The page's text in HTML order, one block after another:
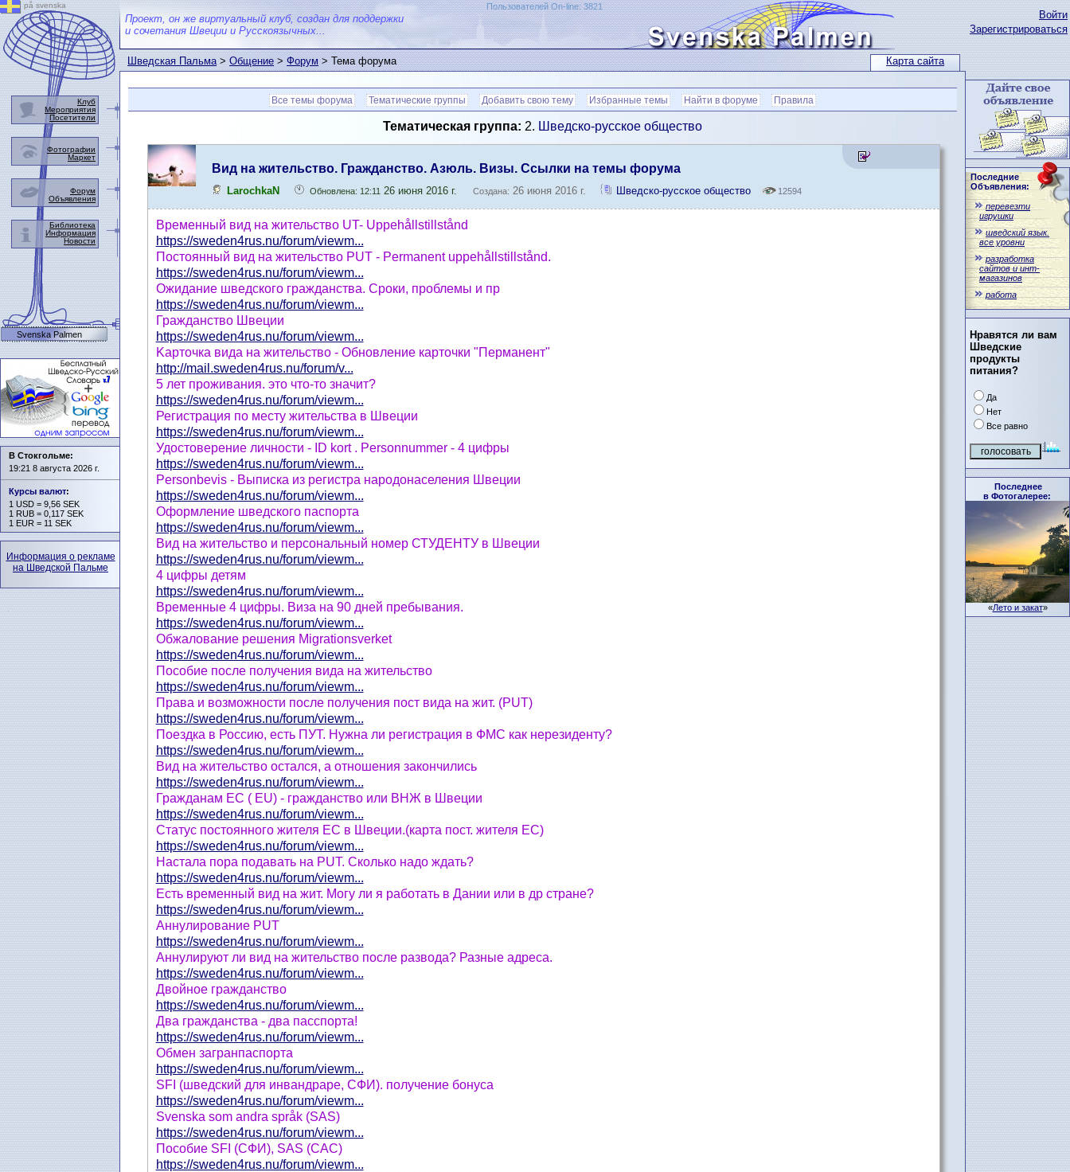
Карта сайта
Войти
Зарегистрироваться
Последние
Объявления:
перевезти
игрушки
шведский язык.
все уровни
разработка
сайтов и инт-
магазинов
работа
Нравятся ли вам
Шведские
продукты
питания?
Да
Нет
Все равно
Последнее
в Фотогалерее:
«Лето и закат»
Проект, он же виртуальный клуб, создан для поддержки
и сочетания Швеции и Русскоязычных...
Пользователей On-line: 3821
Шведская Пальма>Общение>Форум> Тема форума
Все темы форума Тематические группы Добавить свою тему Избранные темы Найти в форуме Правила
Тематическая группа: 2. Шведско-русское общество
Вид на жительство. Гражданство. Азюль. Визы. Ссылки на темы форума
LarochkaN Обновлена: 12:1126 июня 2016 г. Создана: 26 июня 2016 г. Шведско-русское общество 12594
Временный вид на жительство UT- Uppehållstillstånd
https://sweden4rus.nu/forum/viewm...
Постоянный вид на жительство PUT - Permanent uppehållstillstånd.
https://sweden4rus.nu/forum/viewm...
Ожидание шведского гражданства. Сроки, проблемы и пр
https://sweden4rus.nu/forum/viewm...
Гражданство Швеции
https://sweden4rus.nu/forum/viewm...
Kарточка вида на жительство - Обновление карточки "Перманент"
http://mail.sweden4rus.nu/forum/v...
5 лет проживания. это что-то значит?
https://sweden4rus.nu/forum/viewm...
Регистрация по месту жительства в Швеции
https://sweden4rus.nu/forum/viewm...
Удостоверение личности - ID kort . Personnummer - 4 цифры
https://sweden4rus.nu/forum/viewm...
Personbevis - Выписка из регистра народонаселения Швеции
https://sweden4rus.nu/forum/viewm...
Оформление шведского паспорта
https://sweden4rus.nu/forum/viewm...
Вид на жительство и персональный номер СТУДЕНТУ в Швеции
https://sweden4rus.nu/forum/viewm...
4 цифры детям
https://sweden4rus.nu/forum/viewm...
Временные 4 цифры. Виза на 90 дней пребывания.
https://sweden4rus.nu/forum/viewm...
Обжалование решения Migrationsverket
https://sweden4rus.nu/forum/viewm...
Пособиe после получения вида на жительство
https://sweden4rus.nu/forum/viewm...
Права и возможности после получения пост вида на жит. (PUT)
https://sweden4rus.nu/forum/viewm...
Поездка в Россию, есть ПУТ. Нужна ли регистрация в ФМС как нерезиденту?
https://sweden4rus.nu/forum/viewm...
Bид на жительство остался, а отношения закончились
https://sweden4rus.nu/forum/viewm...
Гражданам ЕС ( EU) - гражданство или ВНЖ в Швеции
https://sweden4rus.nu/forum/viewm...
Статус постоянного жителя ЕС в Швеции.(карта пост. жителя ЕС)
https://sweden4rus.nu/forum/viewm...
Настала пора подавать на PUT. Сколько надо ждать?
https://sweden4rus.nu/forum/viewm...
Есть временный вид на жит. Могу ли я работать в Дании или в др стране?
https://sweden4rus.nu/forum/viewm...
Аннулирование PUT
https://sweden4rus.nu/forum/viewm...
Аннулируют ли вид на жительство после развода? Разные адреса.
https://sweden4rus.nu/forum/viewm...
Двойное гражданство
https://sweden4rus.nu/forum/viewm...
Два гражданства - два пасспорта!
https://sweden4rus.nu/forum/viewm...
Обмен загранпаспорта
https://sweden4rus.nu/forum/viewm...
SFI (шведский для инвандраре, СФИ). получение бонуса
https://sweden4rus.nu/forum/viewm...
Svenska som andra språk (SAS)
https://sweden4rus.nu/forum/viewm...
Пособие SFI (СФИ), SAS (САС)
https://sweden4rus.nu/forum/viewm...
på svenska
Клуб
Мероприятия
Посетители
Фотографии
Маркет
Форум
Объявления
Библиотека
Информация
Новости
Svenska Palmen
В Стокгольме:
19:21 8 августа 2026 г.
Курсы валют:
1 USD = 9,56 SEK
1 RUB = 0,117 SEK
1 EUR = 11 SEK
Информация о рекламе
на Шведской Пальме